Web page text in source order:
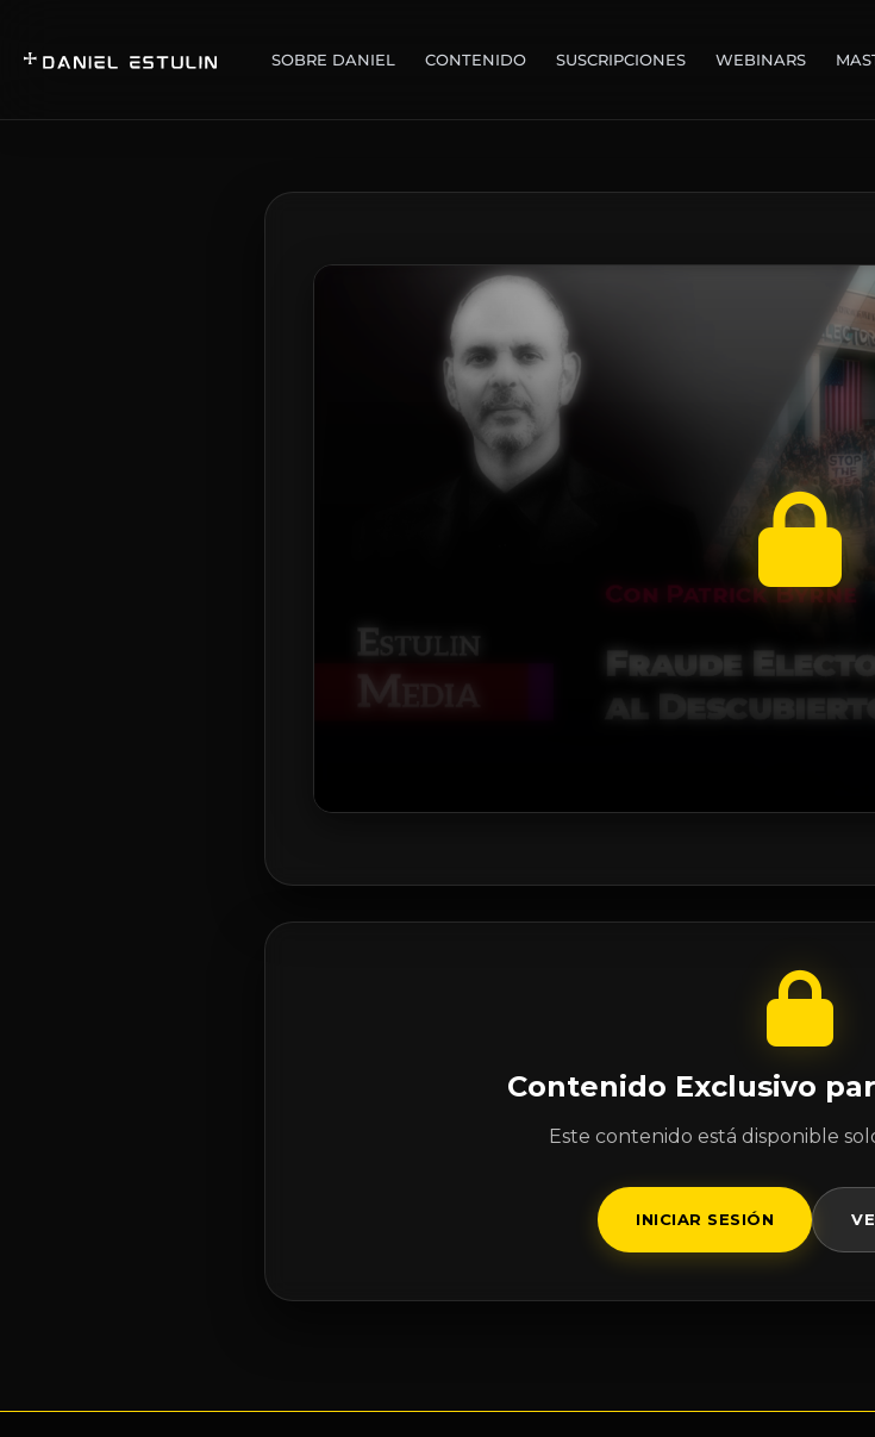
SOBRE DANIEL CONTENIDO SUSCRIPCIONES WEBINARS
Contenido Exclusivo
Este contenido está disponible
INICIAR SESIÓN